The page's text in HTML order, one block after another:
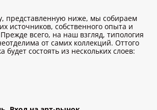
представленную ниже, мы собираем
источников, собственного опыта и
всего, на наш взгляд, типология
от самих коллекций. Оттого
состоять из нескольких слоев: